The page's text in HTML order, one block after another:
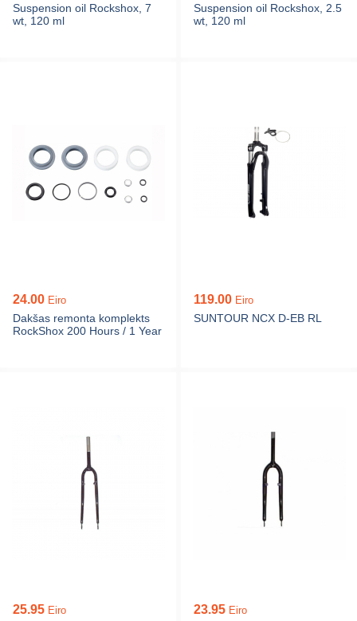
Suspension oil Rockshox, 7
wt, 120 ml
Suspension oil Rockshox, 2.5
wt, 120 ml
24.00 Eiro
Dakšas remonta komplekts
RockShox 200 Hours / 1 Year
119.00 Eiro
SUNTOUR NCX D-EB RL
25.95 Eiro 23.95 Eiro